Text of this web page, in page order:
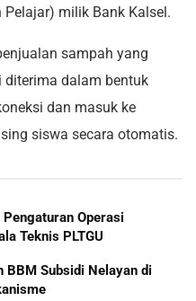
milik Bank Kalsel.
sampah yang
dalam bentuk
dan masuk ke
siswa secara otomatis.
Operasi
Teknis PLTGU
BBM Subsidi Nelayan di